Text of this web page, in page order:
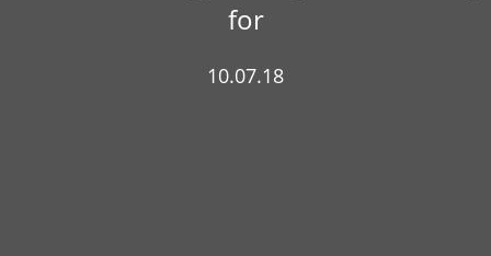
for
10.07.18